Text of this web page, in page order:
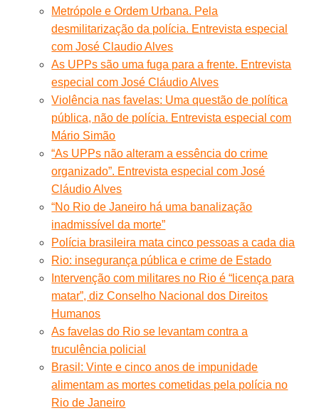
Metrópole e Ordem Urbana. Pela
desmilitarização da polícia. Entrevista especial
com José Claudio Alves
As UPPs são uma fuga para a frente. Entrevista
especial com José Cláudio Alves
Violência nas favelas: Uma questão de política
pública, não de polícia. Entrevista especial com
Mário Simão
“As UPPs não alteram a essência do crime
organizado”. Entrevista especial com José
Cláudio Alves
“No Rio de Janeiro há uma banalização
inadmissível da morte”
Polícia brasileira mata cinco pessoas a cada dia
Rio: insegurança pública e crime de Estado
Intervenção com militares no Rio é “licença para
matar”, diz Conselho Nacional dos Direitos
Humanos
As favelas do Rio se levantam contra a
truculência policial
Brasil: Vinte e cinco anos de impunidade
alimentam as mortes cometidas pela polícia no
Rio de Janeiro